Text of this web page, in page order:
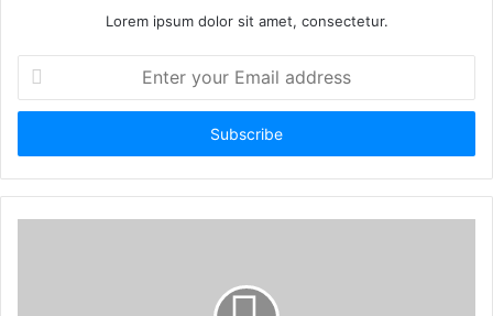
Lorem ipsum dolor sit amet, consectetur.
your
Email